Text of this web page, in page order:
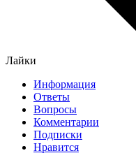
Лайки
Информация
Ответы
Вопросы
Комментарии
Подписки
Нравится